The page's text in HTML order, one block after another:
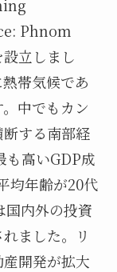
Phnom
立しまし
帯気候であ
中でもカン
する南部経
も高いGDP成
均年齢が20代
国内外の投資
ました。リ
開発が拡大